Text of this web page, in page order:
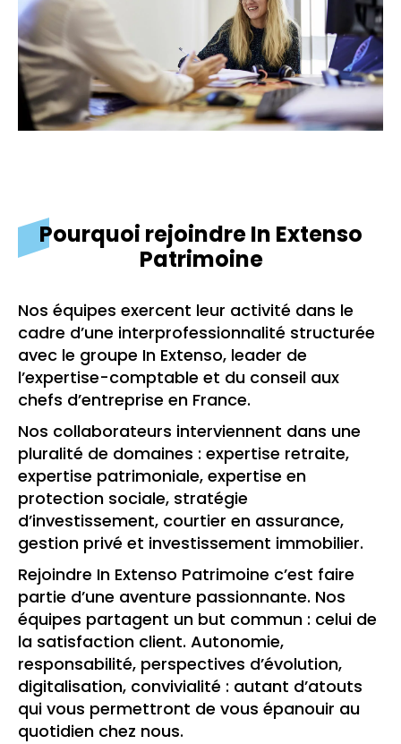
Pourquoi rejoindre In Extenso
Patrimoine
Nos équipes exercent leur activité dans le
cadre d’une interprofessionnalité structurée
avec le groupe In Extenso, leader de
l’expertise-comptable et du conseil aux
chefs d’entreprise en France.
Nos collaborateurs interviennent dans une
pluralité de domaines : expertise retraite,
expertise patrimoniale, expertise en
protection sociale, stratégie
d’investissement, courtier en assurance,
gestion privé et investissement immobilier.
Rejoindre In Extenso Patrimoine c’est faire
partie d’une aventure passionnante. Nos
équipes partagent un but commun : celui de
la satisfaction client. Autonomie,
responsabilité, perspectives d’évolution,
digitalisation, convivialité : autant d’atouts
qui vous permettront de vous épanouir au
quotidien chez nous.